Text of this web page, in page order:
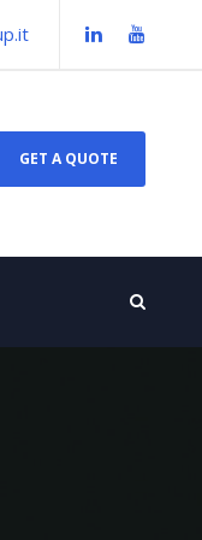
GET A QUOTE